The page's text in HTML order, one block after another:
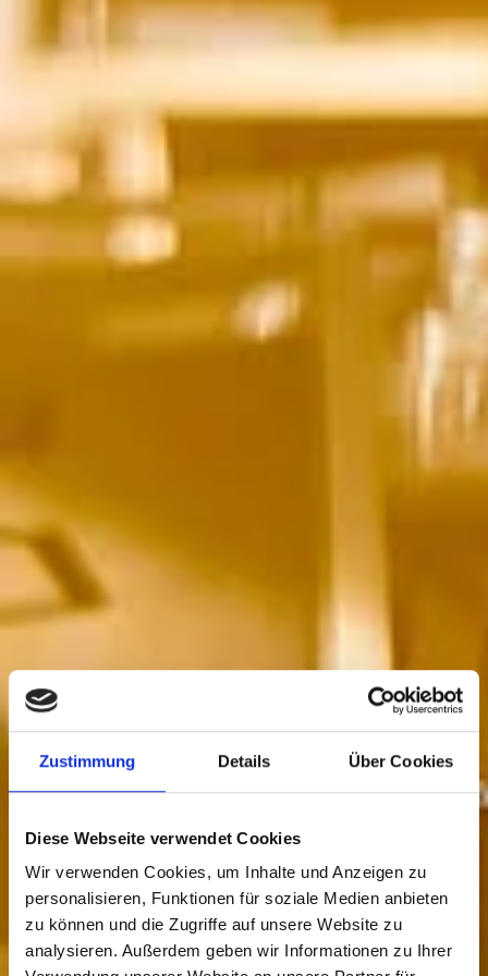
Zustimmung Details Über Cookies
Diese Webseite verwendet Cookies
Wir verwenden Cookies, um Inhalte und Anzeigen zu
personalisieren, Funktionen für soziale Medien anbieten
zu können und die Zugriffe auf unsere Website zu
analysieren. Außerdem geben wir Informationen zu Ihrer